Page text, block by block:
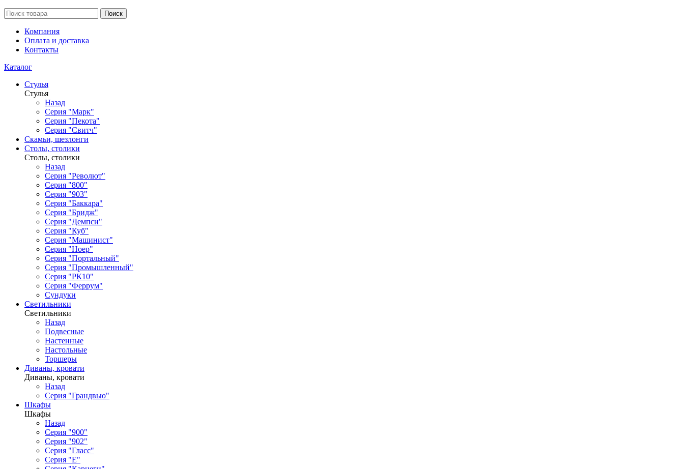
Поиск
Компания
Оплата и доставка
Контакты
Каталог
Стулья
Стулья
Назад
Серия "Марк"
Серия "Пекота"
Серия "Свитч"
Скамьи, шезлонги
Столы, столики
Столы, столики
Назад
Серия "Револют"
Серия "800"
Серия "903"
Серия "Баккара"
Серия "Бридж"
Серия "Демпси"
Серия "Куб"
Серия "Машинист"
Серия "Ноер"
Серия "Портальный"
Серия "Промышленный"
Серия "РК10"
Серия "Феррум"
Сундуки
Светильники
Светильники
Назад
Подвесные
Настенные
Настольные
Торшеры
Диваны, кровати
Диваны, кровати
Назад
Серия "Грандвью"
Шкафы
Шкафы
Назад
Серия "900"
Серия "902"
Серия "Гласс"
Серия "Е"